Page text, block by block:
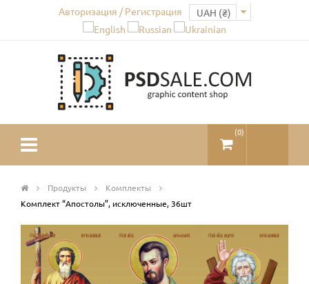
Авторизация / Регистрация
(0)
Продукты
Комплекты
Комплект “Апостолы”, исключенные, 36шт